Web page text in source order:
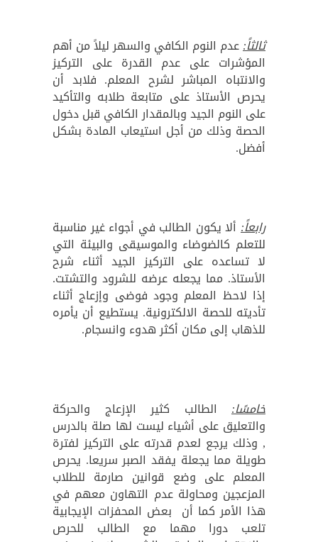
ثالثاً:عدم النوم الكافي والسهر ليلاً من أهم
المؤشرات على عدم القدرة على التركيز
والانتباه المباشر لشرح المعلم. فلابد أن
يحرص الأستاذ على متابعة طلابه والتأكيد
على النوم الجيد وبالمقدار الكافي قبل دخول
الحصة وذلك من أجل استيعاب المادة بشكل
أفضل.
رابعاً: ألا يكون الطالب في أجواء غير مناسبة
للتعلم كالضوضاء والموسيقى والبيئة التي
لا تساعده على التركيز الجيد أثناء شرح
الأستاذ. مما يجعله عرضه للشرود والتشتت.
إذا لاحظ المعلم وجود فوضى وإزعاج أثناء
تأديته للحصة الالكترونية. يستطيع أن يأمره
للذهاب إلى مكان أكثر هدوء وانسجام.
خامسًا: الطالب كثير الإزعاج والحركة
والتعليق على أشياء ليست لها صلة بالدرس
, وذلك يرجع لعدم قدرته على التركيز لفترة
طويلة مما يجعلة يفقد الصبر سريعا. يحرص
المعلم على وضع قوانين صارمة للطلاب
المزعجين ومحاولة عدم التهاون معهم في
هذا الأمر كما أن بعض المحفزات الإيجابية
تلعب دورا مهما مع الطالب للحرص